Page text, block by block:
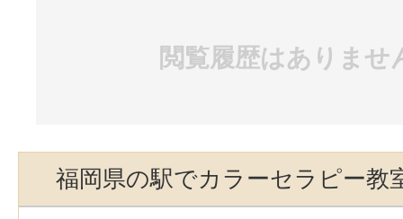
閲覧履歴はありませ
福岡県の駅でカラーセラピー教